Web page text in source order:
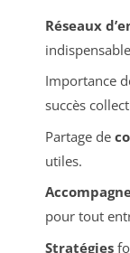
Réseaux
Importance
succès
Partage de
utiles.
pour tout
Stratégies